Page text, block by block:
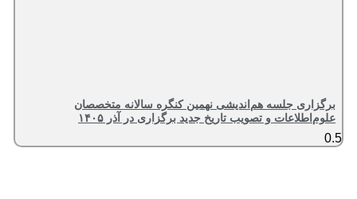
جلسه هم‌اندیشی نهمین کنگره سالانه متخصصان
و تصویب تاریخ جدید برگزاری در آذر ۱۴۰۵